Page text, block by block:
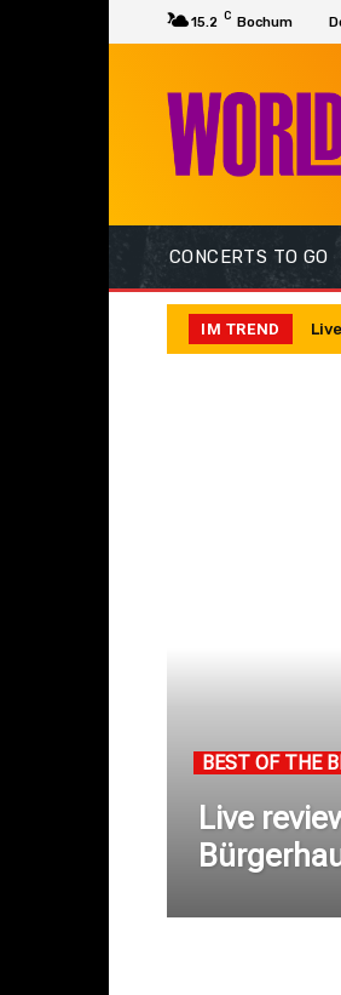
15.2 C Bochum
CONCERTS TO GO
IM TREND
BEST OF THE
Live